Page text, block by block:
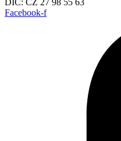
Facebook-f